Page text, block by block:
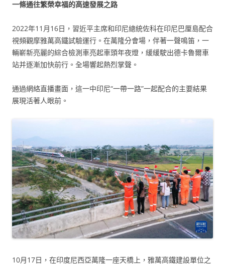
一條通往繁榮幸福的高速發展之路
2022年11月16日，習近平主席和印尼總統佐科在印尼巴厘島配合
視頻觀摩雅萬高鐵試驗運行。在萬隆分會場，伴著一聲鳴笛，一
輛嶄新亮麗的綜合檢測車亮起車頭年夜燈，緩緩駛出德卡魯爾車
站并逐漸加快前行。全場響起熱烈掌聲。
通過網絡直播畫面，這一中印尼“一帶一路”一起配合的主要結果
展現活著人眼前。
10月17日，在印度尼西亞萬隆一座天橋上，雅萬高鐵建設單位之